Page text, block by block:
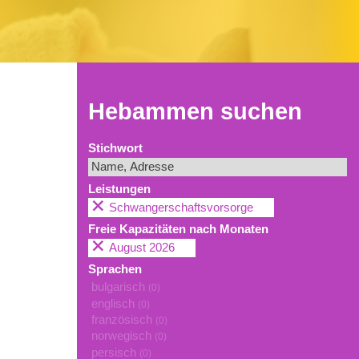
Hebammen suchen
Stichwort
Leistungen
Schwangerschaftsvorsorge
Freie Kapazitäten nach Monaten
August 2026
Sprachen
bulgarisch (0)
englisch (0)
französisch (0)
norwegisch (0)
persisch (0)